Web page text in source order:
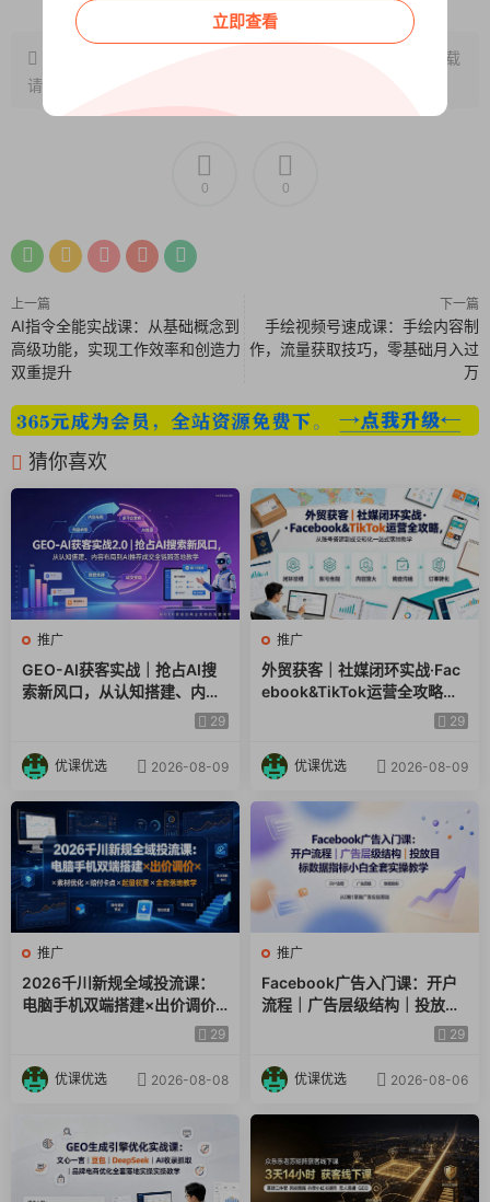
【算法】抖音“去中心化算法”微观角度解析
【原理】微观角度下抖音及干川流量分发的原理
【首购】新客成交、老客成交对流量分发的影响
【TGI】深度理解TGI在流量分发中的重要性
【协同】付费流量如何协同自然流量
【本质】付费流量压制自然流的本质
【方案】爆量的短视频压制自然流的应对方案
【策略】付费撬动自然流的的核心原理及投放策略
【瞬爆】“瞬爆”和“叠投“玩法的底层逻辑拆解
【冲锋】瞬烧计划的2个前置条件和投放节点
【节奏】单品、多品直播模式下的投放节奏
干川计划实操搭建与优化技巧
【品牌】品牌广告的计划搭建及适用场景
【功能】巨量千川的计划创建流程与特色功能
【流速】控成本投放和放量投放的原理解析及适用场景
【转化】计划不同转化目标的探索原理拆解及适用场景
【出价】不同阶段如何合理的控制计划出价预算及投放时间
【定向】四大定向的类型以及系统组合运算逻辑
【创意】投放创意素材的选择技巧及应用
【标签】创意分类和创意标签的选择技巧与意义
，转载
请注明出处~~~
0 0
上一篇
AI指令全能实战课：从基础概念到
高级功能，实现工作效率和创造力
双重提升
下一篇
手绘视频号速成课：手绘内容制
作，流量获取技巧，零基础月入过
万
猜你喜欢
推广
GEO-AI获客实战｜抢占AI搜
索新风口，从认知搭建、内容
布局到AI推荐成交全链路落地
29
优课优选 2026-08-09
推广
外贸获客｜社媒闭环实战·Fac
ebook&TikTok运营全攻略，
从账号搭建到成交转化一站式
29
优课优选 2026-08-09
推广
2026千川新规全域投流课：
电脑手机双端搭建×出价调价×
素材优化×赔付卡点×起量权重
29
优课优选 2026-08-08
推广
Facebook广告入门课：开户
流程｜广告层级结构｜投放目
标数据指标小白全套实操教学
29
优课优选 2026-08-06
立即查看